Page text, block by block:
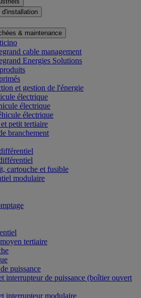
& maintenance
cable management
Energies Solutions
et gestion de l'énergie
électrique
électrique
électrique
petit tertiaire
branchement
cartouche et fusible
modulaire
tertiaire
puissance
interrupteur de puissance (boîtier ouvert
interrupteur modulaire